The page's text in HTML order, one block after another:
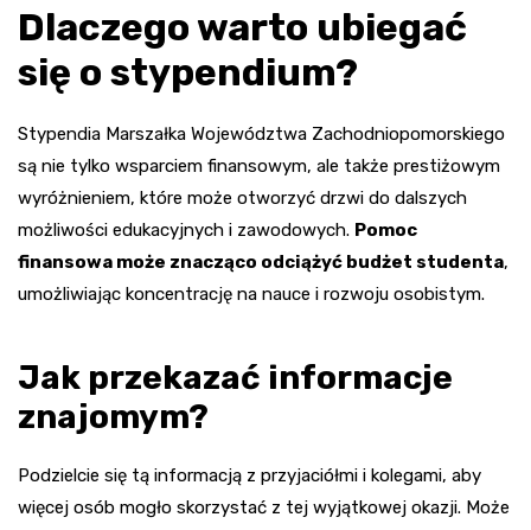
Dlaczego warto ubiegać
się o stypendium?
Stypendia Marszałka Województwa Zachodniopomorskiego
są nie tylko wsparciem finansowym, ale także prestiżowym
wyróżnieniem, które może otworzyć drzwi do dalszych
możliwości edukacyjnych i zawodowych. Pomoc
finansowa może znacząco odciążyć budżet studenta,
umożliwiając koncentrację na nauce i rozwoju osobistym.
Jak przekazać informacje
znajomym?
Podzielcie się tą informacją z przyjaciółmi i kolegami, aby
więcej osób mogło skorzystać z tej wyjątkowej okazji. Może